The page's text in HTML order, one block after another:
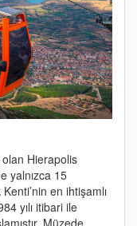
olan Hierapolis
yalnızca 15
en ihtişamlı
yılı itibari ile
Müzede